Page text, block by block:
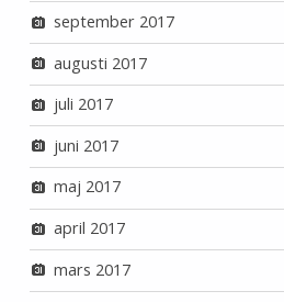
september 2017
augusti 2017
juli 2017
juni 2017
maj 2017
april 2017
mars 2017